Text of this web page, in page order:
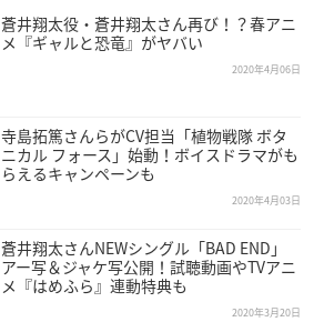
蒼井翔太役・蒼井翔太さん再び！？春アニ
メ『ギャルと恐竜』がヤバい
2020年4月06日
寺島拓篤さんらがCV担当「植物戦隊 ボタ
ニカル フォース」始動！ボイスドラマがも
らえるキャンペーンも
2020年4月03日
蒼井翔太さんNEWシングル「BAD END」
アー写＆ジャケ写公開！試聴動画やTVアニ
メ『はめふら』連動特典も
2020年3月20日